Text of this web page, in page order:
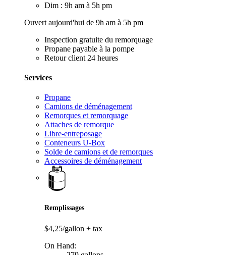
Dim : 9h am à 5h pm
Ouvert aujourd'hui de 9h am à 5h pm
Inspection gratuite du remorquage
Propane payable à la pompe
Retour client 24 heures
Services
Propane
Camions de déménagement
Remorques et remorquage
Attaches de remorque
Libre-entreposage
Conteneurs U-Box
Solde de camions et de remorques
Accessoires de déménagement
Remplissages
$4,25/gallon + tax
On Hand: